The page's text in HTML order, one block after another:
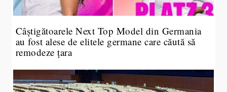
Câștigătoarele Next Top Model din Germania
au fost alese de elitele germane care căută să
remodeze țara